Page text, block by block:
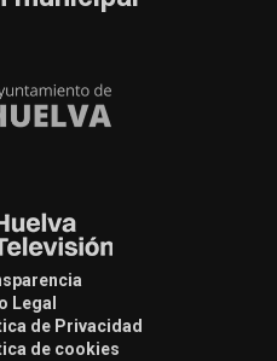
Legal
de Privacidad
de cookies